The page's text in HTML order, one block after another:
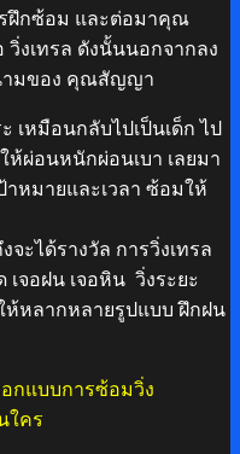
ฝึกซ้อม และต่อมาคุณ
งเทรล ดังนั้นนอกจากลง
ามของ คุณสัญญา
เหมือนกลับไปเป็นเด็ก ไป
ห้ผ่อนหนักผ่อนเบา เลยมา
าหมายและเวลา ซ้อมให้
ได้รางวัล การวิ่งเทรล
เจอฝน เจอหิน วิ่งระยะ
ห้หลากหลายรูปแบบ ฝึกฝน
กแบบการซ้อมวิ่ง
ใคร